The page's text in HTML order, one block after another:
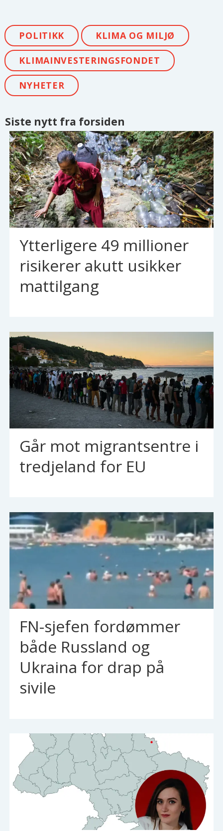
POLITIKK KLIMA OG MILJØ
KLIMAINVESTERINGSFONDET
NYHETER
Siste nytt fra forsiden
Ytterligere 49 millioner
risikerer akutt usikker
mattilgang
Går mot migrantsentre i
tredjeland for EU
FN-sjefen fordømmer
både Russland og
Ukraina for drap på
sivile